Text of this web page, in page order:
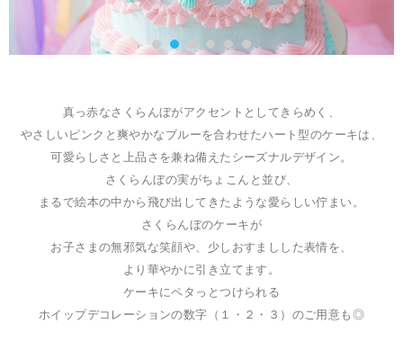
真っ赤なさくらんぼがアクセントとしてきらめく、
やさしいピンクと爽やかなブルーを合わせたハート型のケーキは、
可愛らしさと上品さを兼ね備えたシーズナルデザイン。
さくらんぼの実がちょこんと並び、
まるで絵本の中から飛び出してきたような愛らしい佇まい。
さくらんぼのケーキが
お子さまの無邪気な笑顔や、少しおすましした表情を、
より華やかに引き立てます。
ケーキにペタっとつけられる
ホイップデコレーションの数字（１・２・３）のご用意も◎